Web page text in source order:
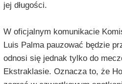
jej długości.
W oficjalnym komunikacie
Luis Palma pauzować będzie
odnosi się jednak tylko do
Ekstraklasie. Oznacza to, że